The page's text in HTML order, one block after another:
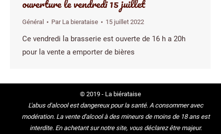
ouverture le vendredi 15 juillet
Général Par La bierataise 15 juillet 2022
Ce vendredi la brasserie est ouverte de 16 h a 20h
pour la vente a emporter de bières
© 2019 - La biérataise
L'abus d'alcool est dangereux pour la santé. A consommer avec
modération. La vente d'alcool à des mineurs de moins de 18 ans est
interdite. En achetant sur notre site, vous déclarez être majeur.